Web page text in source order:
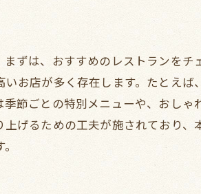
ポイント
した次回女子会へのフィードバック
ずは、おすすめのレストランを
お店が多く存在します。たとえ
節ごとの特別メニューや、おし
げるための工夫が施されており